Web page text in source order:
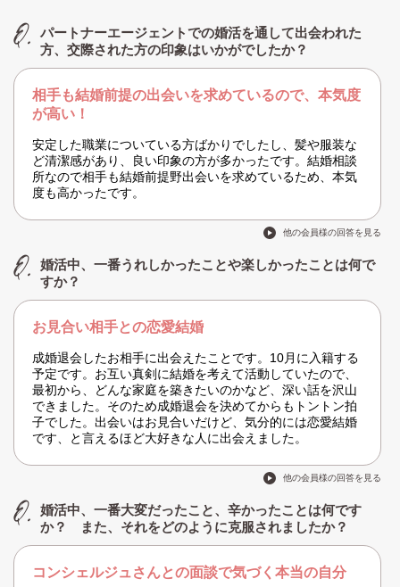
パートナーエージェントでの婚活を通して出会われた
方、交際された方の印象はいかがでしたか？
相手も結婚前提の出会いを求めているので、本気度
が高い！
安定した職業についている方ばかりでしたし、髪や服装な
ど清潔感があり、良い印象の方が多かったです。結婚相談
所なので相手も結婚前提野出会いを求めているため、本気
度も高かったです。
他の会員様の回答を見る
婚活中、一番うれしかったことや楽しかったことは何で
すか？
お見合い相手との恋愛結婚
成婚退会したお相手に出会えたことです。10月に入籍する
予定です。お互い真剣に結婚を考えて活動していたので、
最初から、どんな家庭を築きたいのかなど、深い話を沢山
できました。そのため成婚退会を決めてからもトントン拍
子でした。出会いはお見合いだけど、気分的には恋愛結婚
です、と言えるほど大好きな人に出会えました。
他の会員様の回答を見る
婚活中、一番大変だったこと、辛かったことは何です
か？ また、それをどのように克服されましたか？
コンシェルジュさんとの面談で気づく本当の自分